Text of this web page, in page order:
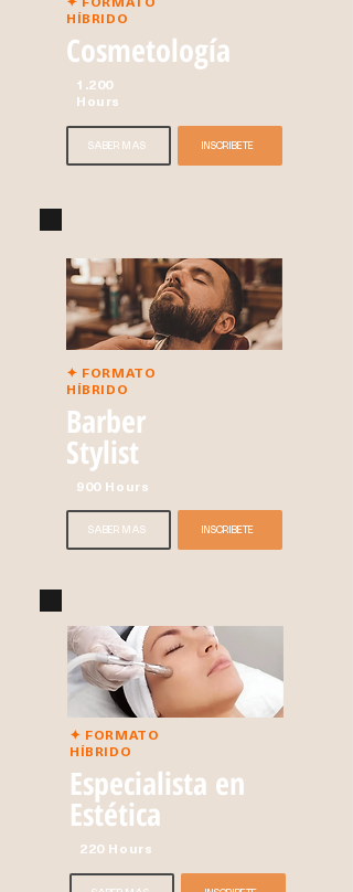
HÍBRIDO
Cosmetología
1.200
Hours
SABER MÁS INSCRÍBETE
✦ FORMATO
HÍBRIDO
Barber
Stylist
900 Hours
SABER MÁS INSCRÍBETE
✦ FORMATO
HÍBRIDO
Especialista en
Estética
220 Hours